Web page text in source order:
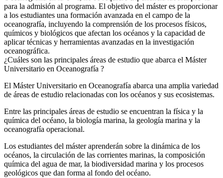
para la admisión al programa. El objetivo del máster es proporcionar
a los estudiantes una formación avanzada en el campo de la
oceanografía, incluyendo la comprensión de los procesos físicos,
químicos y biológicos que afectan los océanos y la capacidad de
aplicar técnicas y herramientas avanzadas en la investigación
oceanográfica.
¿Cuáles son las principales áreas de estudio que abarca el Máster
Universitario en Oceanografía ?
El Máster Universitario en Oceanografía abarca una amplia variedad
de áreas de estudio relacionadas con los océanos y sus ecosistemas.
Entre las principales áreas de estudio se encuentran la física y la
química del océano, la biología marina, la geología marina y la
oceanografía operacional.
Los estudiantes del máster aprenderán sobre la dinámica de los
océanos, la circulación de las corrientes marinas, la composición
química del agua de mar, la biodiversidad marina y los procesos
geológicos que dan forma al fondo del océano.